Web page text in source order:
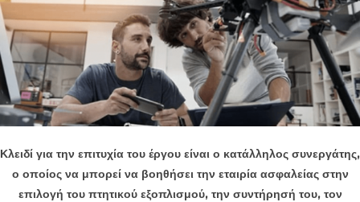
Κλειδί για την επιτυχία του έργου είναι ο κατάλληλος συνεργάτης,
ο οποίος να μπορεί να βοηθήσει την εταιρία ασφαλείας στην
επιλογή του πτητικού εξοπλισμού, την συντήρησή του, τον